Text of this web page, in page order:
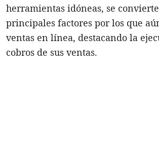
herramientas idóneas, se
principales factores por los que
ventas en línea, destacando la
cobros de sus ventas.